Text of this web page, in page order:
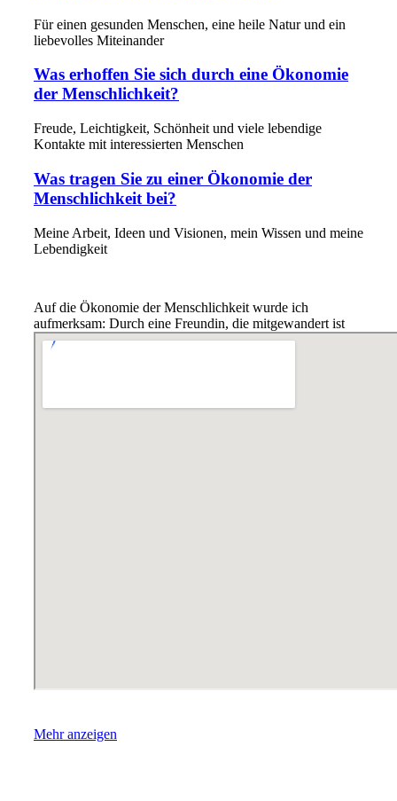
Für einen gesunden Menschen, eine heile Natur und ein
liebevolles Miteinander
Was erhoffen Sie sich durch eine Ökonomie
der Menschlichkeit?
Freude, Leichtigkeit, Schönheit und viele lebendige
Kontakte mit interessierten Menschen
Was tragen Sie zu einer Ökonomie der
Menschlichkeit bei?
Meine Arbeit, Ideen und Visionen, mein Wissen und meine
Lebendigkeit
Auf die Ökonomie der Menschlichkeit wurde ich
aufmerksam: Durch eine Freundin, die mitgewandert ist
Mehr anzeigen